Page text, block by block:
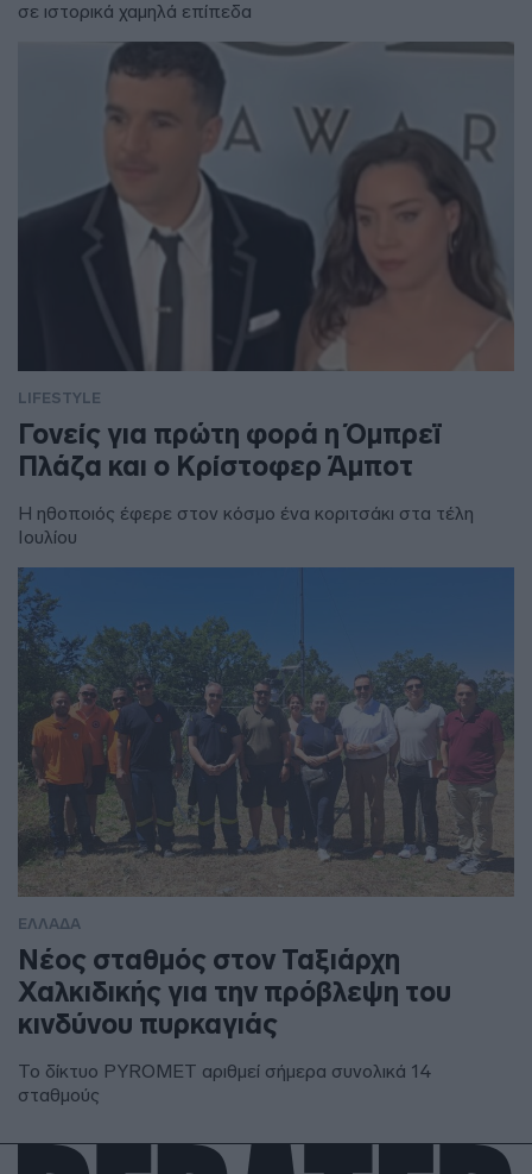
σε ιστορικά χαμηλά επίπεδα
LIFESTYLE
Γονείς για πρώτη φορά η Όμπρεϊ
Πλάζα και ο Κρίστοφερ Άμποτ
Η ηθοποιός έφερε στον κόσμο ένα κοριτσάκι στα τέλη
Ιουλίου
ΕΛΛΑΔΑ
Νέος σταθμός στον Ταξιάρχη
Χαλκιδικής για την πρόβλεψη του
κινδύνου πυρκαγιάς
Το δίκτυο PYROMET αριθμεί σήμερα συνολικά 14
σταθμούς